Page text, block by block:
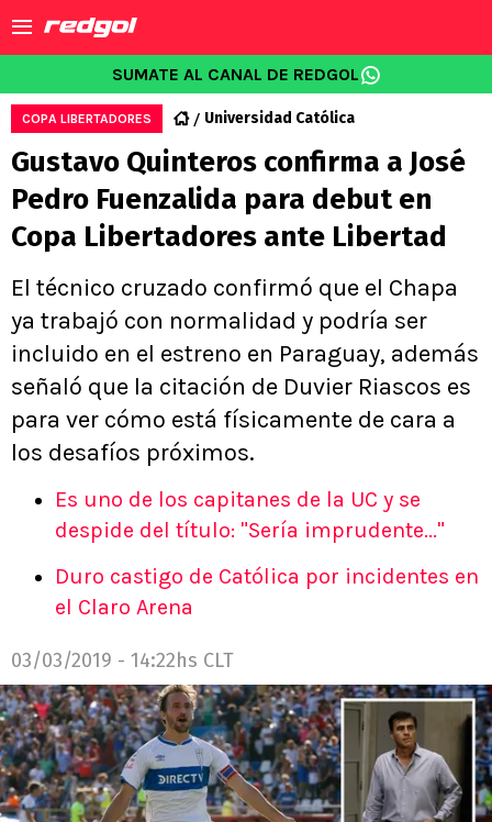
SUMATE AL CANAL DE REDGOL
COPA LIBERTADORES Universidad Católica
Gustavo Quinteros confirma a José
Pedro Fuenzalida para debut en
Copa Libertadores ante Libertad
El técnico cruzado confirmó que el Chapa
ya trabajó con normalidad y podría ser
incluido en el estreno en Paraguay, además
señaló que la citación de Duvier Riascos es
para ver cómo está físicamente de cara a
los desafíos próximos.
Es uno de los capitanes de la UC y se
despide del título: "Sería imprudente..."
Duro castigo de Católica por incidentes en
el Claro Arena
03/03/2019 - 14:22hs CLT